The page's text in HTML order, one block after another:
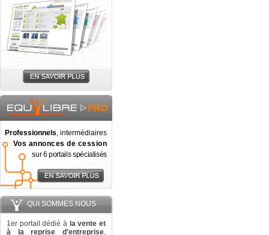
Professionnels, intermédiaires
Vos annonces de cession
sur 6 portails spécialisés
QUI SOMMES NOUS
1er portail dédié à la vente et
à la reprise d'entreprise,